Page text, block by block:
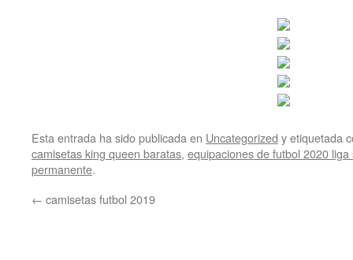
Esta entrada ha sido publicada en Uncategorized y etiquetada
camisetas king queen baratas, equipaciones de futbol 2020 liga
permanente.
← camisetas futbol 2019